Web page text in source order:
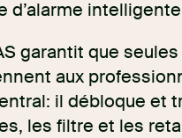
d’alarme
garantit que
aux
il débloque et
les filtre et les